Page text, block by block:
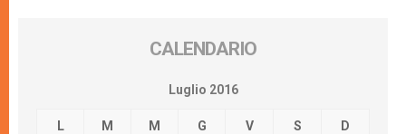
CALENDARIO
Luglio 2016
L M M G V S D